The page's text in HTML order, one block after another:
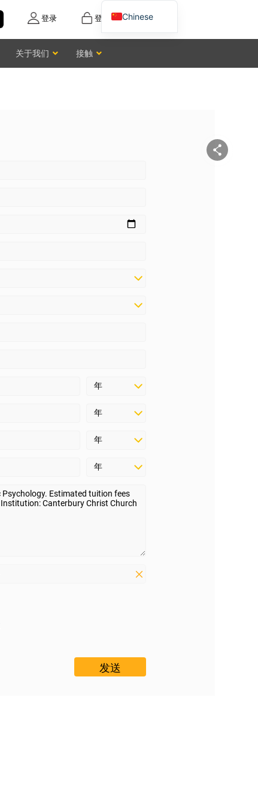
登记
登录
关于我们 接触
Chinese